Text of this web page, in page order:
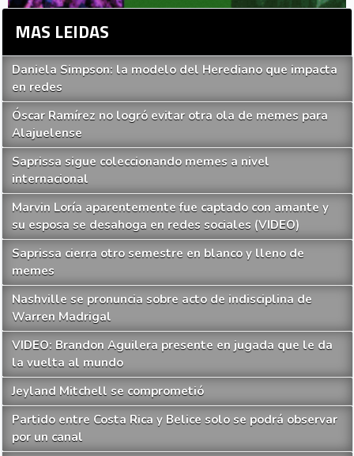
MAS LEIDAS
Daniela Simpson: la modelo del Herediano que impacta
en redes
Óscar Ramírez no logró evitar otra ola de memes para
Alajuelense
Saprissa sigue coleccionando memes a nivel
internacional
Marvin Loría aparentemente fue captado con amante y
su esposa se desahoga en redes sociales (VIDEO)
Saprissa cierra otro semestre en blanco y lleno de
memes
Nashville se pronuncia sobre acto de indisciplina de
Warren Madrigal
VIDEO: Brandon Aguilera presente en jugada que le da
la vuelta al mundo
Jeyland Mitchell se comprometió
Partido entre Costa Rica y Belice solo se podrá observar
por un canal